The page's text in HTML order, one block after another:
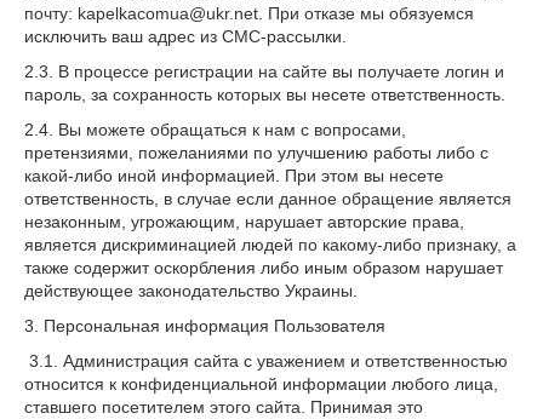
почту: kapelkacomua@ukr.net. При отказе мы обязуемся
исключить ваш адрес из СМС-рассылки.
2.3. В процессе регистрации на сайте вы получаете логин и
пароль, за сохранность которых вы несете ответственность.
2.4. Вы можете обращаться к нам с вопросами,
претензиями, пожеланиями по улучшению работы либо с
какой-либо иной информацией. При этом вы несете
ответственность, в случае если данное обращение является
незаконным, угрожающим, нарушает авторские права,
является дискриминацией людей по какому-либо признаку, а
также содержит оскорбления либо иным образом нарушает
действующее законодательство Украины.
3. Персональная информация Пользователя
3.1. Администрация сайта с уважением и ответственностью
относится к конфиденциальной информации любого лица,
ставшего посетителем этого сайта. Принимая это